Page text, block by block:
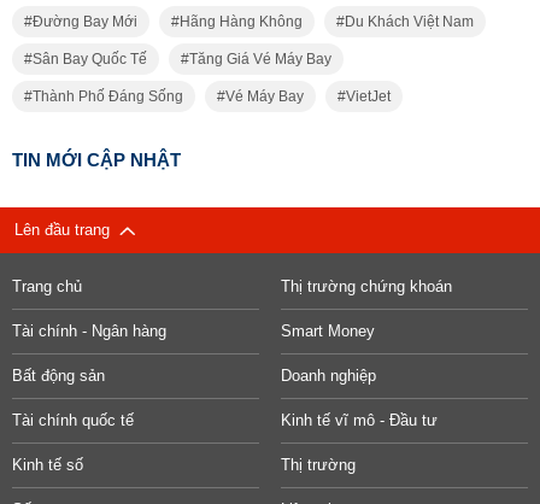
Đường Bay Mới Hãng Hàng Không Du Khách Việt Nam
Sân Bay Quốc Tế Tăng Giá Vé Máy Bay
Thành Phố Đáng Sống Vé Máy Bay VietJet
TIN MỚI CẬP NHẬT
Lên đầu trang
Trang chủ Thị trường chứng khoán
Tài chính - Ngân hàng Smart Money
Bất động sản Doanh nghiệp
Tài chính quốc tế Kinh tế vĩ mô - Đầu tư
Kinh tế số Thị trường